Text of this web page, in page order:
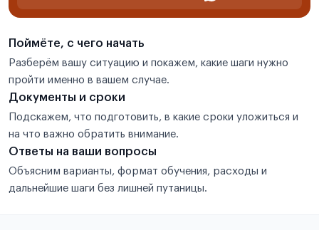
Поймёте, с чего начать
Разберём вашу ситуацию и покажем, какие шаги нужно
пройти именно в вашем случае.
Документы и сроки
Подскажем, что подготовить, в какие сроки уложиться и
на что важно обратить внимание.
Ответы на ваши вопросы
Объясним варианты, формат обучения, расходы и
дальнейшие шаги без лишней путаницы.